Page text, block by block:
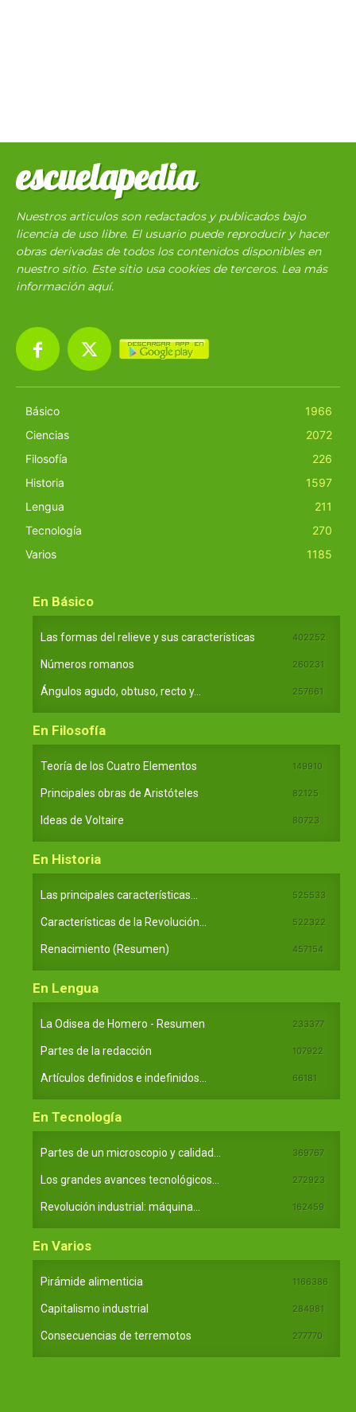
escuelapedia
Nuestros articulos son redactados y publicados bajo
licencia de uso libre. El usuario puede reproducir y hacer
obras derivadas de todos los contenidos disponibles en
nuestro sitio. Este sitio usa cookies de terceros. Lea más
información aquí.
Básico
1966
Ciencias
2072
Filosofía
226
Historia
1597
Lengua
211
Tecnología
270
Varios
1185
En Básico
Las formas del relieve y sus características 402252
Números romanos 260231
Ángulos agudo, obtuso, recto y... 257661
En Filosofía
Teoría de los Cuatro Elementos 149910
Principales obras de Aristóteles 82125
Ideas de Voltaire 80723
En Historia
Las principales características... 525533
Características de la Revolución... 522322
Renacimiento (Resumen) 457154
En Lengua
La Odisea de Homero - Resumen 233377
Partes de la redacción 107922
Artículos definidos e indefinidos... 66181
En Tecnología
Partes de un microscopio y calidad... 369767
Los grandes avances tecnológicos... 272923
Revolución industrial: máquina... 162459
En Varios
Pirámide alimenticia 1166386
Capitalismo industrial 284981
Consecuencias de terremotos 277770